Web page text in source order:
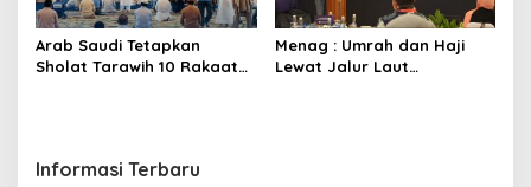
Arab Saudi Tetapkan
Sholat Tarawih 10 Rakaat
Menag : Umrah dan Haji
Lewat Jalur Laut
Informasi Terbaru